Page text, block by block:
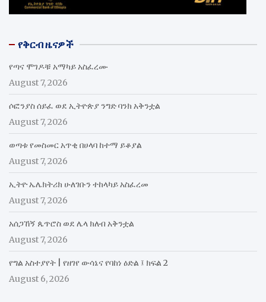
የቅርብ ዜናዎች
የጣና ሞገዶቹ አማካይ አስፈረሙ
August 7, 2026
ሶፎንያስ ሰይፈ ወደ ኢትዮጵያ ንግድ ባንክ አቅንቷል
August 7, 2026
ወጣቱ የመስመር አጥቂ በሀላባ ከተማ ይቆያል
August 7, 2026
ኢትዮ ኤሌክትሪክ ሁለገቡን ተከላካይ አስፈረመ
August 7, 2026
አሰጋኸኝ ጴጥሮስ ወደ ሌላ ክለብ አቅንቷል
August 7, 2026
የግል አስተያየት | የዘገየ ውሳኔና የባከነ ዕድል ፤ ክፍል 2
August 6, 2026